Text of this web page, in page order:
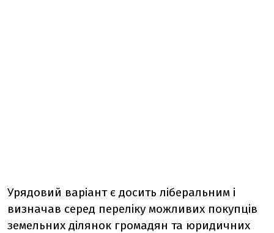
Урядовий варіант є досить ліберальним і
визначав серед переліку можливих покупців
земельних ділянок громадян та юридичних